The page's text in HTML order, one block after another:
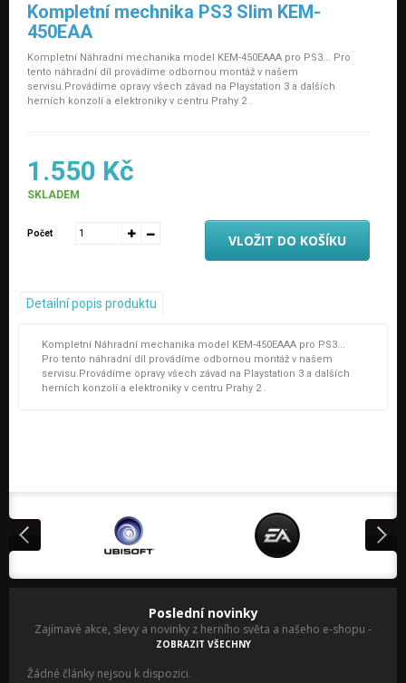
Kompletní mechnika PS3 Slim KEM-
450EAA
Kompletní Náhradní mechanika model KEM-450EAAA pro PS3... Pro
tento náhradní díl provádíme odbornou montáž v našem
servisu.Provádíme opravy všech závad na Playstation 3 a dalších
herních konzolí a elektroniky v centru Prahy 2 .
1.550 Kč
SKLADEM
Počet VLOŽIT DO KOŠÍKU
Detailní popis produktu
Kompletní Náhradní mechanika model KEM-450EAAA pro PS3...
Pro tento náhradní díl provádíme odbornou montáž v našem
servisu.Provádíme opravy všech závad na Playstation 3 a dalších
herních konzolí a elektroniky v centru Prahy 2 .
Poslední novinky
Zajímavé akce, slevy a novinky z herního světa a našeho e-shopu -
ZOBRAZIT VŠECHNY
Žádné články nejsou k dispozici.